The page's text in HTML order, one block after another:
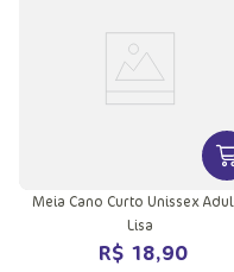
Meia Cano Curto Unissex
Lisa
R$ 18,90